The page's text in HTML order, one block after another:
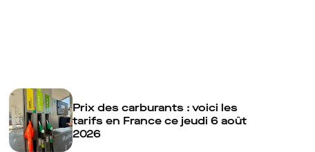
Prix des carburants : voici les
tarifs en France ce jeudi 6 août
2026